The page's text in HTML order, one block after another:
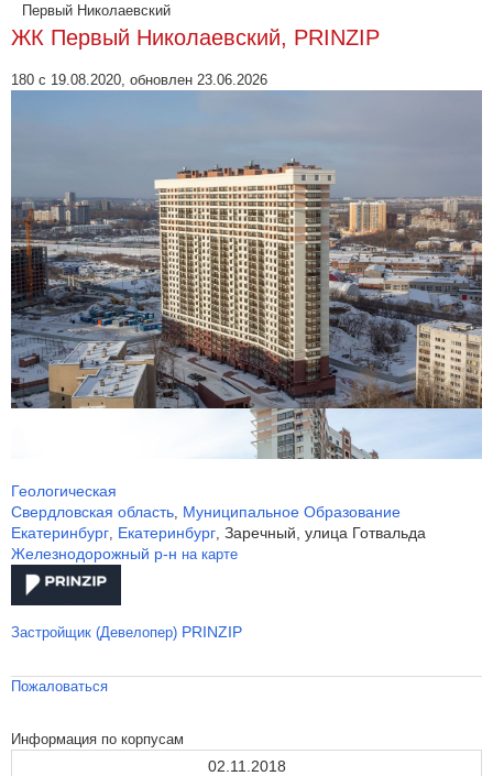
Первый Николаевский
ЖК Первый Николаевский, PRINZIP
180 с 19.08.2020, обновлен 23.06.2026
Геологическая
Свердловская область, Муниципальное Образование
Екатеринбург, Екатеринбург, Заречный, улица Готвальда
Железнодорожный р-н на карте
Застройщик (Девелопер) PRINZIP
Пожаловаться
Информация по корпусам
02.11.2018